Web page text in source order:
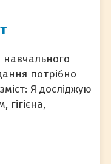
потрібно
Я досліджую
гігієна,